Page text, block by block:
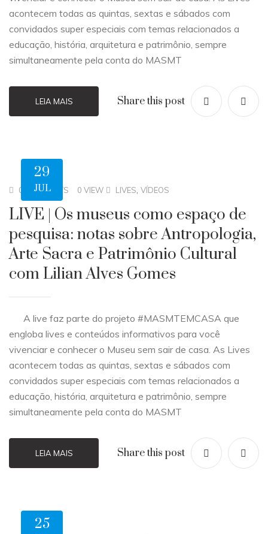
acontecem todas as quintas, sextas e sábados com
convidados super especiais com temas relacionados a
educação, história, arquitetura e patrimônio, sempre
simultaneamente pela conta do MASMT
LEIA MAIS Share this post
29
JUL
0 COMMENTS 0 VIEW LIVES, VÍDEOS
LIVE | Os museus como espaço de
pesquisa: notas sobre Antropologia,
Arte Sacra e Patrimônio Cultural
com Lilian Alves Gomes
A live faz parte do projeto #MASMTEMCASA que
engloba lives e conteúdos informativos para você
vivenciar e conhecer o Museu sem sair de casa. As Lives
acontecem todas as quintas, sextas e sábados com
convidados super especiais com temas relacionados a
educação, história, arquitetura e patrimônio, sempre
simultaneamente pela conta do MASMT
LEIA MAIS Share this post
25